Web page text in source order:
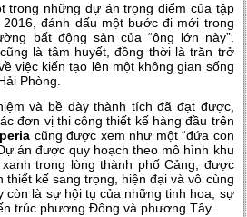
trong những dự án trọng điểm của tập
đánh dấu một bước đi mới trong
bất động sản của “ông lớn này”.
là tâm huyết, đồng thời là trăn trở
việc kiến tạo lên một không gian sống
Phòng.
và bề dày thành tích đã đạt được,
đơn vị thi công thiết kế hàng đầu trên
cũng được xem như một “đứa con
án được quy hoạch theo mô hình khu
trong lòng thành phố Cảng, được
thiết kế sang trọng, hiện đại và vô cùng
còn là sự hội tụ của những tinh hoa, sự
trúc phương Đông và phương Tây.